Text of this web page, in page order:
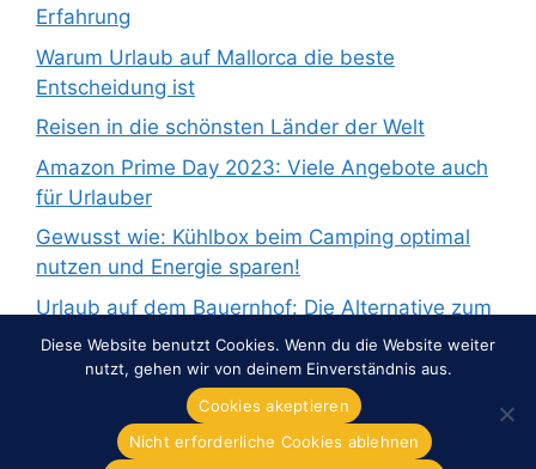
Erfahrung
Warum Urlaub auf Mallorca die beste
Entscheidung ist
Reisen in die schönsten Länder der Welt
Amazon Prime Day 2023: Viele Angebote auch
für Urlauber
Gewusst wie: Kühlbox beim Camping optimal
nutzen und Energie sparen!
Urlaub auf dem Bauernhof: Die Alternative zum
Pauschalurlaub
© 2026 Overnight-Europe.de• Erstellt mit
Diese Website benutzt Cookies. Wenn du die Website weiter
nutzt, gehen wir von deinem Einverständnis aus.
Cookies akeptieren
Nicht erforderliche Cookies ablehnen